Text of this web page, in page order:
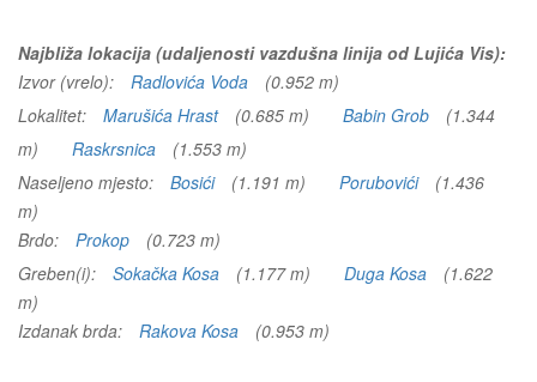
Najbliža lokacija (udaljenosti vazdušna linija od Lujića Vis):
Izvor (vrelo):
Radlovića Voda
(0.952 m)
Lokalitet:
Marušića Hrast (0.685 m) Babin Grob
(1.344
m)
Raskrsnica
(1.553 m)
Naseljeno mjesto:
Bosići (1.191 m) Porubovići
(1.436
m)
Brdo:
Prokop
(0.723 m)
Greben(i):
Sokačka Kosa (1.177 m) Duga Kosa
(1.622
m)
Izdanak brda:
Rakova Kosa (0.953 m)